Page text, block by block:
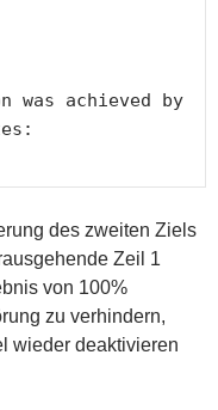
was achieved by
des zweiten Ziels
Zeil 1
von 100%
zu verhindern,
wieder deaktivieren